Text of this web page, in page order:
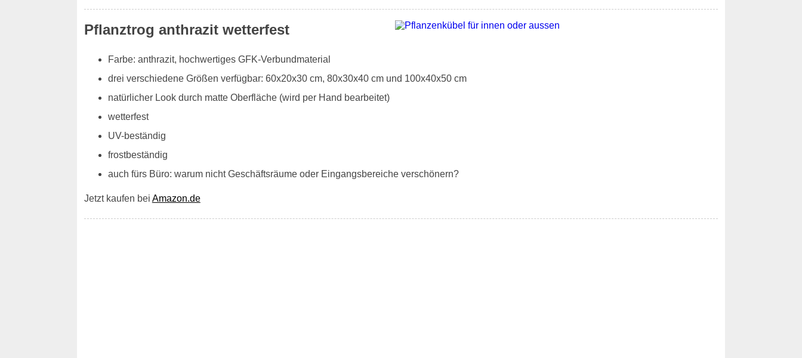
Pflanztrog anthrazit wetterfest
Farbe: anthrazit, hochwertiges GFK-Verbundmaterial
drei verschiedene Größen verfügbar: 60x20x30 cm, 80x30x40 cm und 100x40x50 cm
natürlicher Look durch matte Oberfläche (wird per Hand bearbeitet)
wetterfest
UV-beständig
frostbeständig
auch fürs Büro: warum nicht Geschäftsräume oder Eingangsbereiche verschönern?
Jetzt kaufen bei Amazon.de